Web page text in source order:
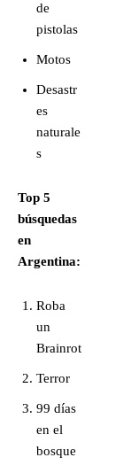
de
pistolas
Motos
Desastr
es
naturale
s
Top 5
búsquedas
en
Argentina:
Roba
un
Brainrot
Terror
99 días
en el
bosque